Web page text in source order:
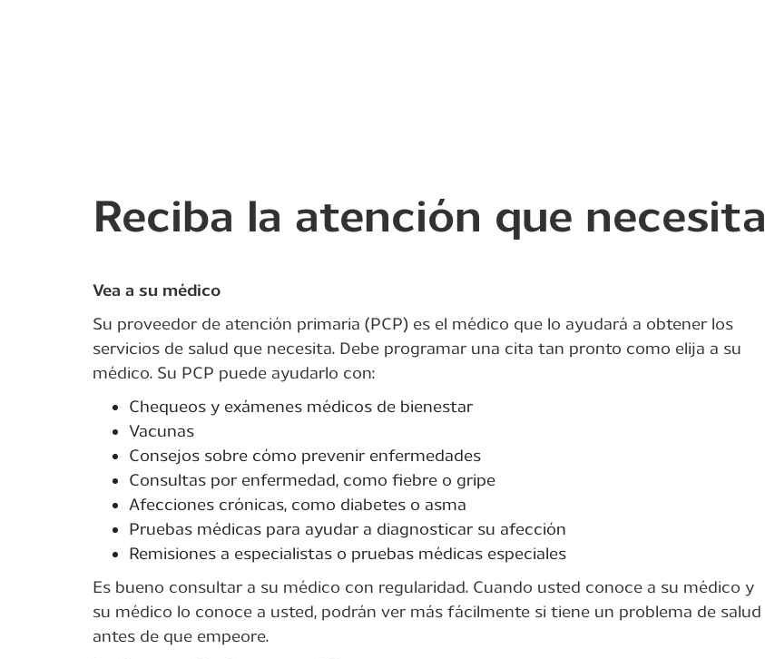
Reciba la atención que necesita
Vea a su médico
Su proveedor de atención primaria (PCP) es el médico que lo ayudará a obtener los
servicios de salud que necesita. Debe programar una cita tan pronto como elija a su
médico. Su PCP puede ayudarlo con:
Chequeos y exámenes médicos de bienestar
Vacunas
Consejos sobre cómo prevenir enfermedades
Consultas por enfermedad, como fiebre o gripe
Afecciones crónicas, como diabetes o asma
Pruebas médicas para ayudar a diagnosticar su afección
Remisiones a especialistas o pruebas médicas especiales
Es bueno consultar a su médico con regularidad. Cuando usted conoce a su médico y
su médico lo conoce a usted, podrán ver más fácilmente si tiene un problema de salud
antes de que empeore.